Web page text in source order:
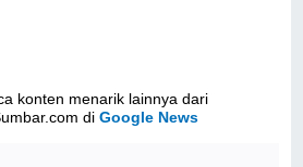
konten menarik lainnya dari
diGoogle News